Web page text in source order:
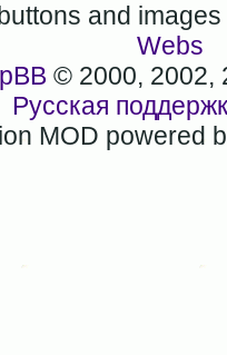
and
Webs
© 2000, 2002,
Русская
MOD powered